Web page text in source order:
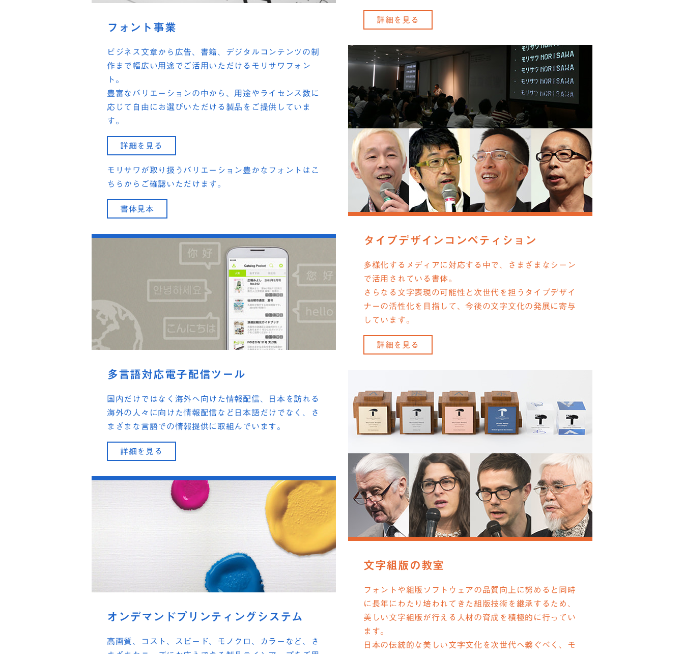
フォント事業
ビジネス文章から広告、書籍、デジタルコンテンツの制
作まで幅広い用途でご活用いただけるモリサワフォン
ト。
豊富なバリエーションの中から、用途やライセンス数に
応じて自由にお選びいただける製品をご提供していま
す。
詳細を見る
モリサワが取り扱うバリエーション豊かなフォントはこ
ちらからご確認いただけます。
書体見本
多言語対応電子配信ツール
国内だけではなく海外へ向けた情報配信、日本を訪れる
海外の人々に向けた情報配信など日本語だけでなく、さ
まざまな言語での情報提供に取組んでいます。
詳細を見る
オンデマンドプリンティングシステム
高画質、コスト、スピード、モノクロ、カラーなど、さ
詳細を見る
タイプデザインコンペティション
多様化するメディアに対応する中で、さまざまなシーン
で活用されている書体。
さらなる文字表現の可能性と次世代を担うタイプデザイ
ナーの活性化を目指して、今後の文字文化の発展に寄与
しています。
詳細を見る
文字組版の教室
フォントや組版ソフトウェアの品質向上に努めると同時
に長年にわたり培われてきた組版技術を継承するため、
美しい文字組版が行える人材の育成を積極的に行ってい
ます。
日本の伝統的な美しい文字文化を次世代へ繋ぐべく、モ